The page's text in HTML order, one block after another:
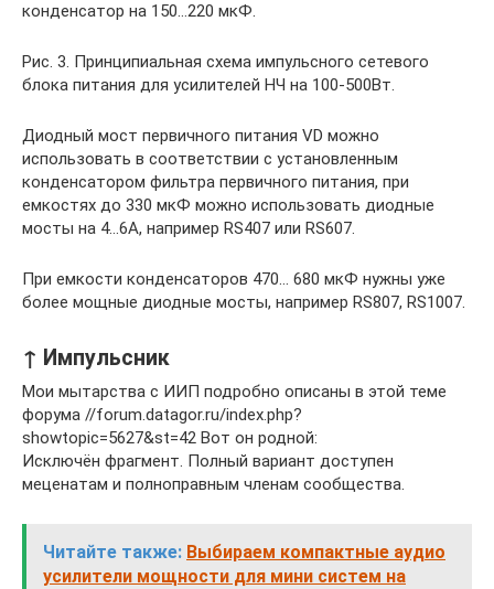
конденсатор на 150…220 мкФ.
Рис. 3. Принципиальная схема импульсного сетевого
блока питания для усилителей НЧ на 100-500Вт.
Диодный мост первичного питания VD можно
использовать в соответствии с установленным
конденсатором фильтра первичного питания, при
емкостях до 330 мкФ можно использовать диодные
мосты на 4…6А, например RS407 или RS607.
При емкости конденсаторов 470… 680 мкФ нужны уже
более мощные диодные мосты, например RS807, RS1007.
↑ Импульсник
Мои мытарства с ИИП подробно описаны в этой теме
форума //forum.datagor.ru/index.php?
showtopic=5627&st=42 Вот он родной:
Исключён фрагмент. Полный вариант доступен
меценатам и полноправным членам сообщества.
Читайте также: Выбираем компактные аудио
усилители мощности для мини систем на